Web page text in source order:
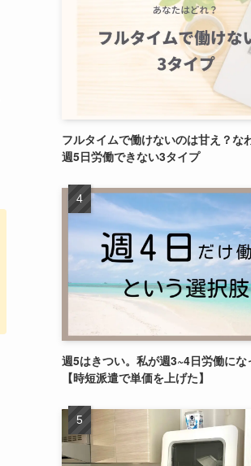
フルタイムで働けないのは甘え？な
週5日労働できない3タイプ
週5はきつい。私が週3~4日労働にな
【時短派遣で単価を上げた】